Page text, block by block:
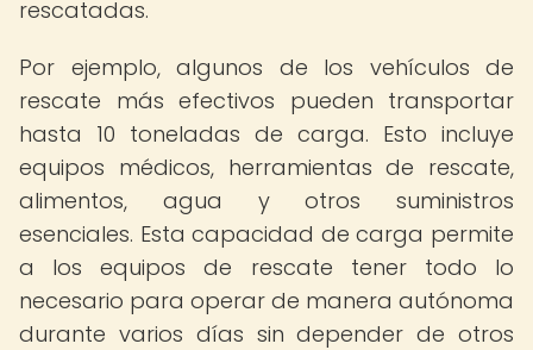
rescatadas.
Por ejemplo, algunos de los vehículos de
rescate más efectivos pueden transportar
hasta 10 toneladas de carga. Esto incluye
equipos médicos, herramientas de rescate,
alimentos, agua y otros suministros
esenciales. Esta capacidad de carga permite
a los equipos de rescate tener todo lo
necesario para operar de manera autónoma
durante varios días sin depender de otros